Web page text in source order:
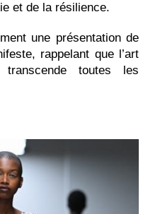
et de la résilience.
une présentation de
rappelant que l’art
toutes les